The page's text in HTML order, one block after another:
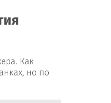
Как
но по